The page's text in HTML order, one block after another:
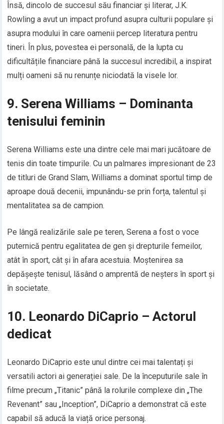
Însă, dincolo de succesul său financiar și literar, J.K.
Rowling a avut un impact profund asupra culturii populare și
asupra modului în care oamenii percep literatura pentru
tineri. În plus, povestea ei personală, de la lupta cu
dificultățile financiare până la succesul incredibil, a inspirat
mulți oameni să nu renunțe niciodată la visele lor.
9. Serena Williams – Dominanta
tenisului feminin
Serena Williams este una dintre cele mai mari jucătoare de
tenis din toate timpurile. Cu un palmares impresionant de 23
de titluri de Grand Slam, Williams a dominat sportul timp de
aproape două decenii, impunându-se prin forța, talentul și
mentalitatea sa de campion.
Pe lângă realizările sale pe teren, Serena a fost o voce
puternică pentru egalitatea de gen și drepturile femeilor,
atât în sport, cât și în afara acestuia. Moștenirea sa
depășește tenisul, lăsând o amprentă de neșters în sport și
în societate.
10. Leonardo DiCaprio – Actorul
dedicat
Leonardo DiCaprio este unul dintre cei mai talentați și
versatili actori ai generației sale. De la începuturile sale în
filme precum „Titanic” până la rolurile complexe din „The
Revenant” sau „Inception”, DiCaprio a demonstrat că este
capabil să aducă la viață orice personaj.